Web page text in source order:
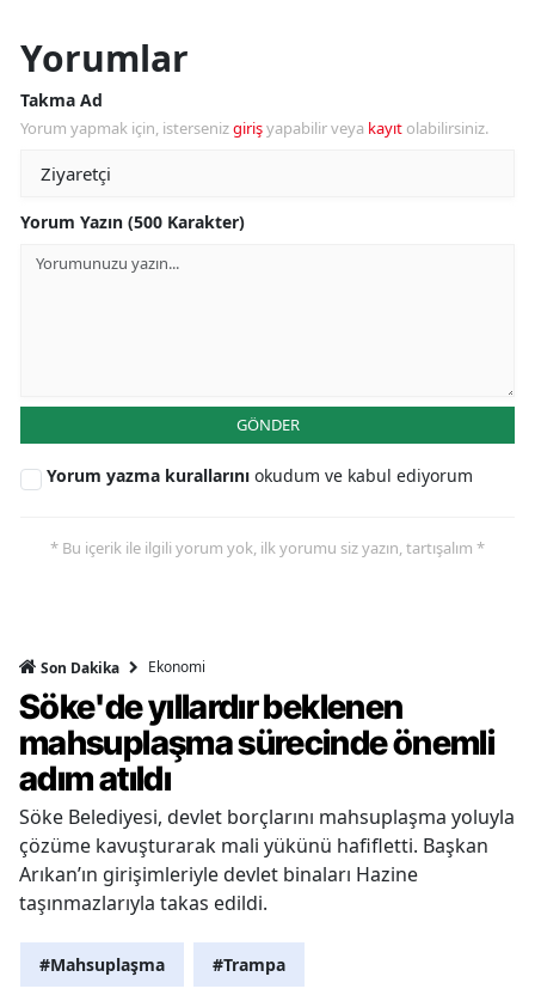
Yorumlar
Takma Ad
Yorum yapmak için, istersenizgirişyapabilir veya kayıt olabilirsiniz.
Yorum Yazın (500 Karakter)
GÖNDER
Yorum yazma kurallarını okudum ve kabul ediyorum
* Bu içerik ile ilgili yorum yok, ilk yorumu siz yazın, tartışalım *
Son Dakika Ekonomi
Söke'de yıllardır beklenen
mahsuplaşma sürecinde önemli
adım atıldı
Söke Belediyesi, devlet borçlarını mahsuplaşma yoluyla
çözüme kavuşturarak mali yükünü hafifletti. Başkan
Arıkan’ın girişimleriyle devlet binaları Hazine
taşınmazlarıyla takas edildi.
#Mahsuplaşma #Trampa